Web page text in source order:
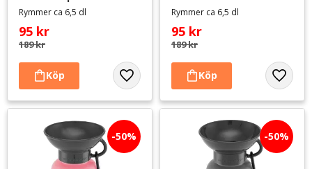
Rymmer ca 6,5 dl
95 kr
189kr
Lägg till i favoriter
Rymmer ca 6,5 dl
95 kr
189kr
Lägg
50% 50%